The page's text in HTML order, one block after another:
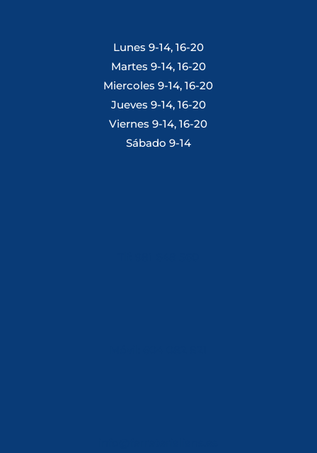
Lunes 9-14, 16-20
Martes 9-14, 16-20
Miercoles 9-14, 16-20
Jueves 9-14, 16-20
Viernes 9-14, 16-20
Sábado 9-14